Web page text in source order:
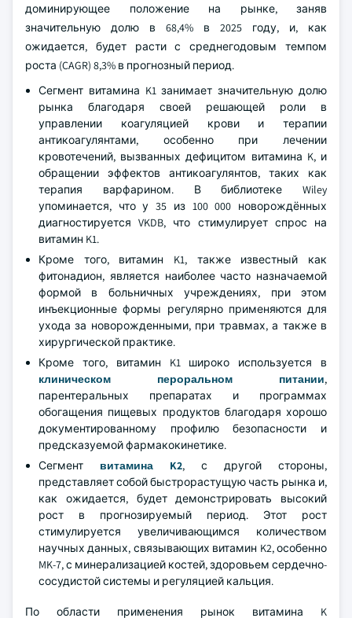
доминирующее положение на рынке, заняв
значительную долю в 68,4% в 2025 году, и, как
ожидается, будет расти с среднегодовым темпом
роста (CAGR) 8,3% в прогнозный период.
Сегмент витамина K1 занимает значительную долю
рынка благодаря своей решающей роли в
управлении коагуляцией крови и терапии
антикоагулянтами, особенно при лечении
кровотечений, вызванных дефицитом витамина K, и
обращении эффектов антикоагулянтов, таких как
терапия варфарином. В библиотеке Wiley
упоминается, что у 35 из 100 000 новорождённых
диагностируется VKDB, что стимулирует спрос на
витамин K1.
Кроме того, витамин K1, также известный как
фитонадион, является наиболее часто назначаемой
формой в больничных учреждениях, при этом
инъекционные формы регулярно применяются для
ухода за новорожденными, при травмах, а также в
хирургической практике.
Кроме того, витамин K1 широко используется в
клиническом пероральном питании,
парентеральных препаратах и программах
обогащения пищевых продуктов благодаря хорошо
документированному профилю безопасности и
предсказуемой фармакокинетике.
Сегмент витамина K2, с другой стороны,
представляет собой быстрорастущую часть рынка и,
как ожидается, будет демонстрировать высокий
рост в прогнозируемый период. Этот рост
стимулируется увеличивающимся количеством
научных данных, связывающих витамин K2, особенно
MK-7, с минерализацией костей, здоровьем сердечно-
сосудистой системы и регуляцией кальция.
По области применения рынок витамина K